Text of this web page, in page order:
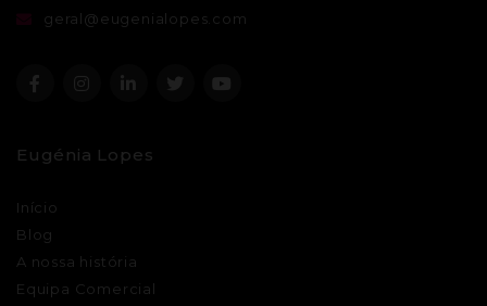
geral@eugenialopes.com
Eugénia Lopes
Início
Blog
A nossa história
Equipa Comercial